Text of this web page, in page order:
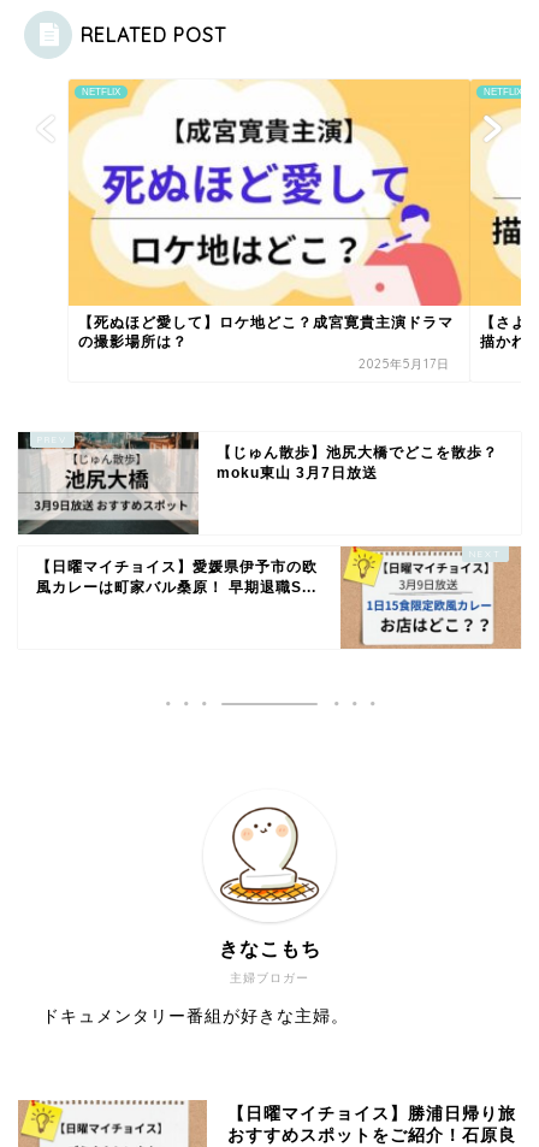
RELATED POST
NETFLIX
【死ぬほど愛して】ロケ地どこ？成宮寛貴主演ドラマ
の撮影場所は？
2025年5月17日
NETFLIX
【さよ
描かれ
【じゅん散歩】池尻大橋でどこを散歩？
moku東山 3月7日放送
【日曜マイチョイス】愛媛県伊予市の欧
風カレーは町家バル桑原！ 早期退職S...
主婦ブロガー
きなこもち
ドキュメンタリー番組が好きな主婦。
【日曜マイチョイス】勝浦日帰り旅
おすすめスポットをご紹介！石原良